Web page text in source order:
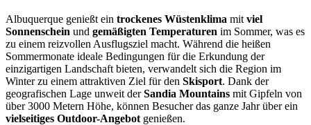
Albuquerque genießt ein trockenes Wüstenklima mit viel
Sonnenschein und gemäßigten Temperaturen im Sommer, was es
zu einem reizvollen Ausflugsziel macht. Während die heißen
Sommermonate ideale Bedingungen für die Erkundung der
einzigartigen Landschaft bieten, verwandelt sich die Region im
Winter zu einem attraktiven Ziel für den Skisport. Dank der
geografischen Lage unweit derSandia Mountains mit Gipfeln von
über 3000 Metern Höhe, können Besucher das ganze Jahr über ein
vielseitiges Outdoor-Angebot genießen.